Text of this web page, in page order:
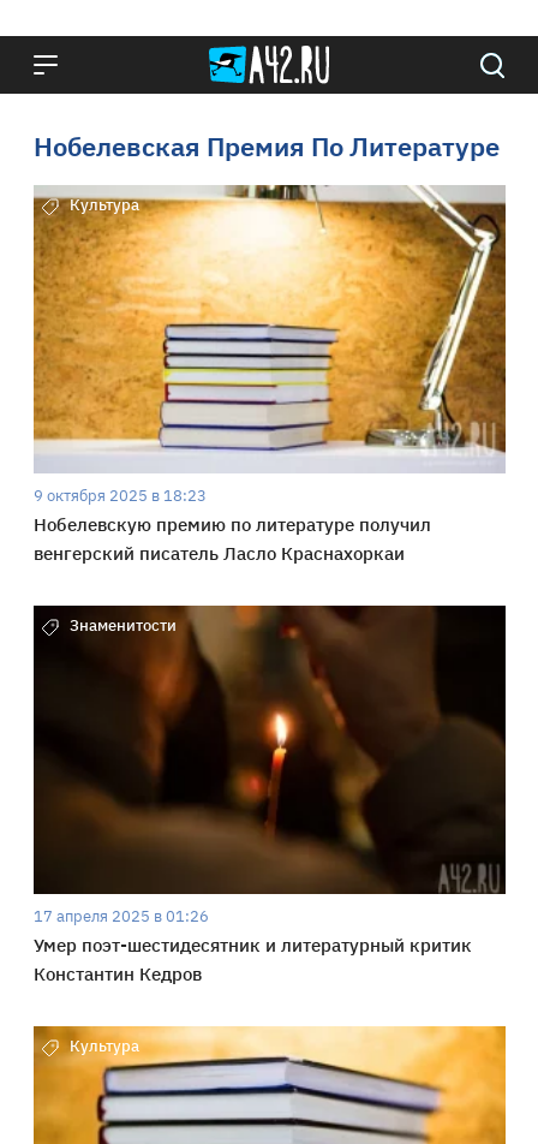
Нобелевская Премия По Литературе
Культура
9 октября 2025 в 18:23
Нобелевскую премию по литературе получил
венгерский писатель Ласло Краснахоркаи
Знаменитости
17 апреля 2025 в 01:26
Умер поэт-шестидесятник и литературный критик
Константин Кедров
Культура